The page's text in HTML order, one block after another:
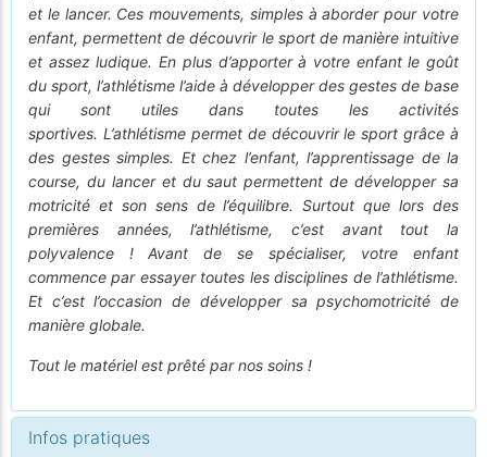
et le lancer. Ces mouvements, simples à aborder pour votre
enfant, permettent de découvrir le sport de manière intuitive
et assez ludique. En plus d’apporter à votre enfant le goût
du sport, l’athlétisme l’aide à développer des gestes de base
qui sont utiles dans toutes les activités
sportives. L’athlétisme permet de découvrir le sport grâce à
des gestes simples. Et chez l’enfant, l’apprentissage de la
course, du lancer et du saut permettent de développer sa
motricité et son sens de l’équilibre. Surtout que lors des
premières années, l’athlétisme, c’est avant tout la
polyvalence ! Avant de se spécialiser, votre enfant
commence par essayer toutes les disciplines de l’athlétisme.
Et c’est l’occasion de développer sa psychomotricité de
manière globale.
Tout le matériel est prêté par nos soins !
Infos pratiques